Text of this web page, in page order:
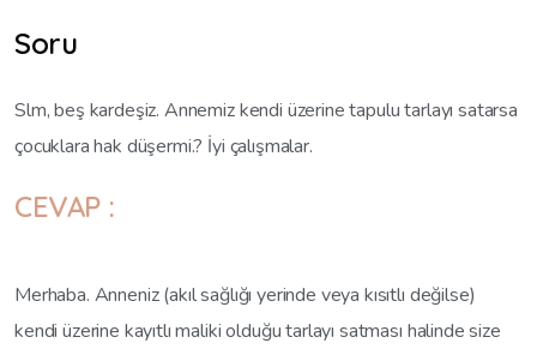
Soru
Slm, beş kardeşiz. Annemiz kendi üzerine tapulu tarlayı satarsa
çocuklara hak düşermi.? İyi çalışmalar.
CEVAP :
Merhaba. Anneniz (akıl sağlığı yerinde veya kısıtlı değilse)
kendi üzerine kayıtlı maliki olduğu tarlayı satması halinde size